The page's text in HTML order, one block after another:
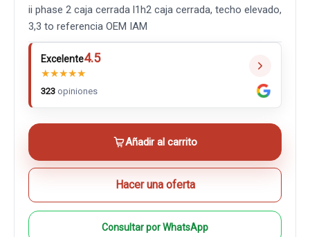
ii phase 2 caja cerrada l1h2 caja cerrada, techo elevado,
3,3 to referencia OEM IAM
Excelente4.5
★★★★★
323 opiniones
Añadir al carrito
Hacer una oferta
Consultar por WhatsApp